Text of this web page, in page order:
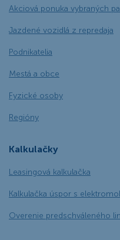
Akciová ponuka vybraných
Jazdené vozidlá z repredaja
Podnikatelia
Mestá a obce
Fyzické osoby
Regióny
Kalkulačky
Leasingová kalkulačka
Kalkulačka úspor s
Overenie predschváleného